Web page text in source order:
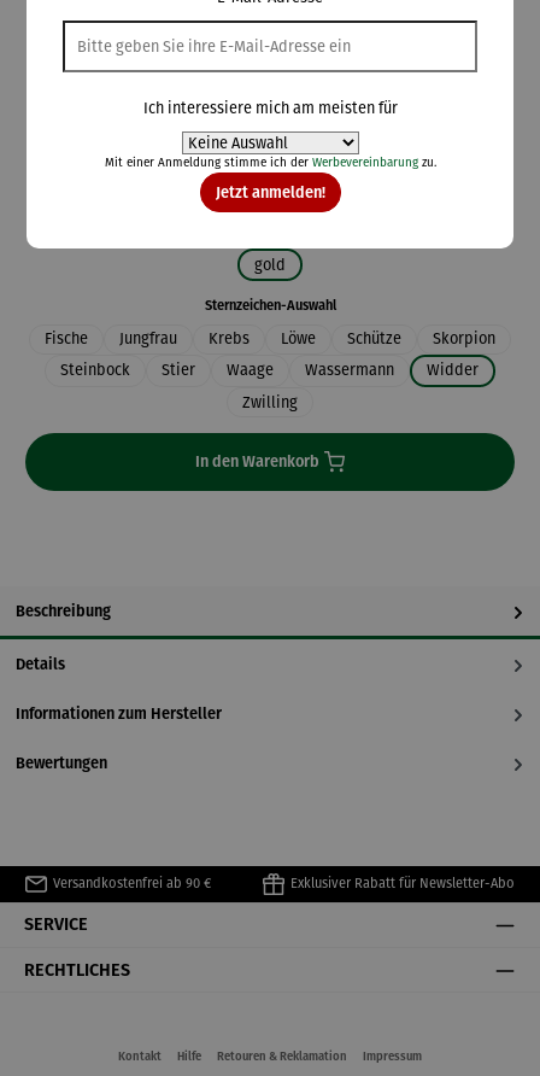
119,00 €
Preise inkl. MwSt. zzgl. Versandkosten
Lieferzeit: 2-5 Tage
gold
Sternzeichen-Auswahlauswählen
Fische Jungfrau Krebs Löwe Schütze
Skorpion
Steinbock
Stier Waage Wassermann
Widder
Zwilling
In den Warenkorb
Beschreibung
Details
Informationen zum Hersteller
Bewertungen
Versandkostenfrei ab 90 € Exklusiver Rabatt für Newsletter-Abo
SERVICE
RECHTLICHES
Kontakt Hilfe Retouren & Reklamation Impressum
Ich interessiere mich am meisten für
Mit einer Anmeldung stimme ich der Werbevereinbarungzu.
Jetzt anmelden!